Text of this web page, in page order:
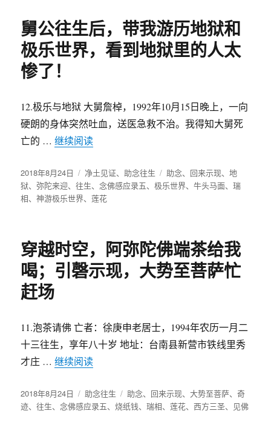
舅公往生后，带我游历地狱和
极乐世界，看到地狱里的人太
惨了！
12.极乐与地狱 大舅詹棹，1992年10月15日晚上，一向
硬朗的身体突然吐血，送医急救不治。我得知大舅死
亡的 …继续阅读
发
布
于
2018年8月24日
分
类
净土见证、助念往生
标
签
助念、 回来示现、地
狱、弥陀来迎、往生、念佛感应录五、极乐世界、牛头马面、瑞
相、神游极乐世界、莲花
穿越时空，阿弥陀佛端茶给我
喝；引磬示现，大势至菩萨忙
赶场
11.泡茶请佛 亡者：徐庚申老居士，1994年农历一月二
十三往生，享年八十岁 地址：台南县新营市铁线里秀
才庄 …继续阅读
发
布
2018年8月24日
分
类
助念往生
标
签
助念、 回来示现、大势至菩萨、奇
迹、往生、念佛感应录五、 烧纸钱、瑞相、莲花、西方三圣、 见佛